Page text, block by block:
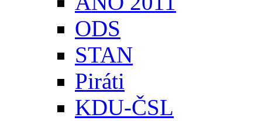
ODS
STAN
Piráti
KDU-ČSL